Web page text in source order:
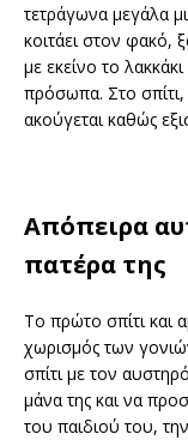
τετράγωνα μεγάλα
κοιτάει στον φακό,
με εκείνο το
πρόσωπα. Στο
ακούγεται καθώς
Απόπειρα
πατέρα της
Το πρώτο σπίτι και
χωρισμός των
σπίτι με τον
μάνα της και να
του παιδιού του,